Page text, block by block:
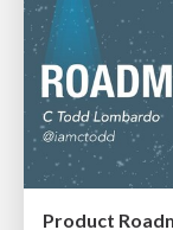
Product